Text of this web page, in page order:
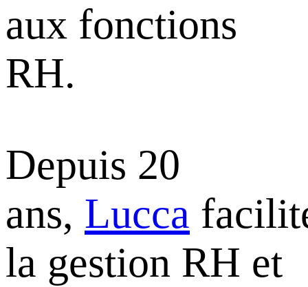
aux fonctions
RH.
Depuis 20
ans, Lucca
la gestion RH et